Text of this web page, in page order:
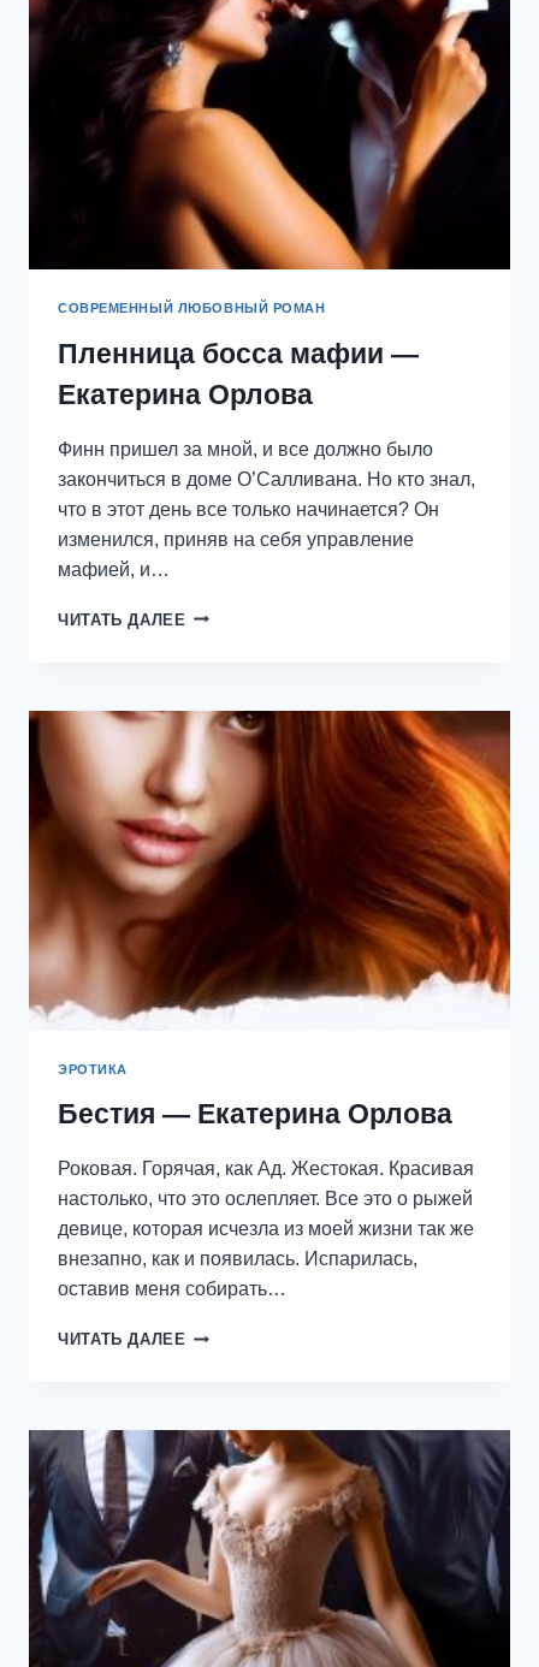
СОВРЕМЕННЫЙ ЛЮБОВНЫЙ РОМАН
Пленница босса мафии —
Екатерина Орлова
Финн пришел за мной, и все должно было
закончиться в доме О’Салливана. Но кто знал,
что в этот день все только начинается? Он
изменился, приняв на себя управление
мафией, и…
ЧИТАТЬ ДАЛЕЕ ПЛЕННИЦА
ЕКАТЕРИНА
ОРЛОВА
ЭРОТИКА
Бестия — Екатерина Орлова
Роковая. Горячая, как Ад. Жестокая. Красивая
настолько, что это ослепляет. Все это о рыжей
девице, которая исчезла из моей жизни так же
внезапно, как и появилась. Испарилась,
оставив меня собирать…
ЧИТАТЬ ДАЛЕЕ БЕСТИЯ